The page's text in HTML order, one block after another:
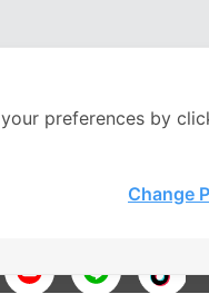
preferences by
Change